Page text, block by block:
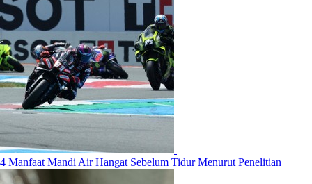
4 Manfaat Mandi Air Hangat Sebelum Tidur Menurut Penelitian